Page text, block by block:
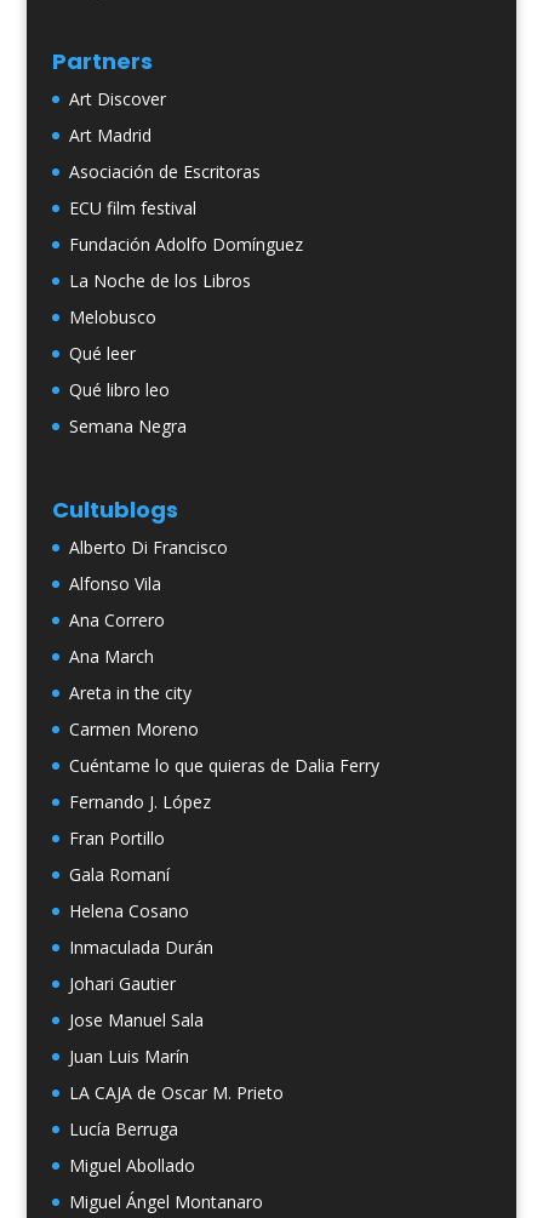
Partners
Art Discover
Art Madrid
Asociación de Escritoras
ECU film festival
Fundación Adolfo Domínguez
La Noche de los Libros
Melobusco
Qué leer
Qué libro leo
Semana Negra
Cultublogs
Alberto Di Francisco
Alfonso Vila
Ana Correro
Ana March
Areta in the city
Carmen Moreno
Cuéntame lo que quieras de Dalia Ferry
Fernando J. López
Fran Portillo
Gala Romaní
Helena Cosano
Inmaculada Durán
Johari Gautier
Jose Manuel Sala
Juan Luis Marín
LA CAJA de Oscar M. Prieto
Lucía Berruga
Miguel Abollado
Miguel Ángel Montanaro